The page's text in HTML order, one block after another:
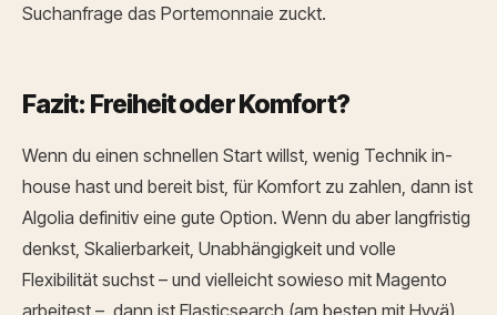
Suchanfrage das Portemonnaie zuckt.
Fazit: Freiheit oder Komfort?
Wenn du einen schnellen Start willst, wenig Technik in-
house hast und bereit bist, für Komfort zu zahlen, dann ist
Algolia definitiv eine gute Option. Wenn du aber langfristig
denkst, Skalierbarkeit, Unabhängigkeit und volle
Flexibilität suchst – und vielleicht sowieso mit Magento